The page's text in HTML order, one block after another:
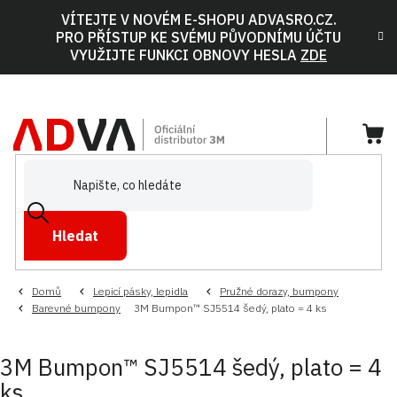
VÍTEJTE V NOVÉM E-SHOPU ADVASRO.CZ.
PRO PŘÍSTUP KE SVÉMU PŮVODNÍMU ÚČTU
VYUŽIJTE FUNKCI OBNOVY HESLA ZDE
Hledat
Domů Lepicí pásky, lepidla
Pružné dorazy, bumpony
Barevné bumpony
3M Bumpon™ SJ5514 šedý, plato = 4 ks
3M Bumpon™ SJ5514 šedý, plato = 4